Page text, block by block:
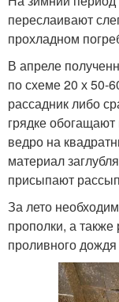
переслаивают
прохладном
В апреле
по схеме 20 х 50-
рассадник либо
грядке
ведро на
материал
присыпают
За лето
прополки, а
проливного